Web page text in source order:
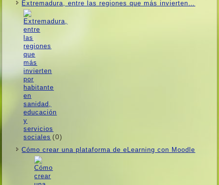
Extremadura, entre las regiones que más invierten…
(0)
Cómo crear una plataforma de eLearning con Moodle